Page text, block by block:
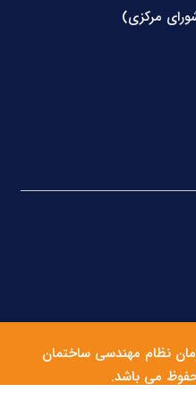
مرکزی)
نظام مهندسی ساختمان
می باشد.